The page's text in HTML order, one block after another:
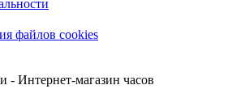
файлов cookies
- Интернет-магазин часов